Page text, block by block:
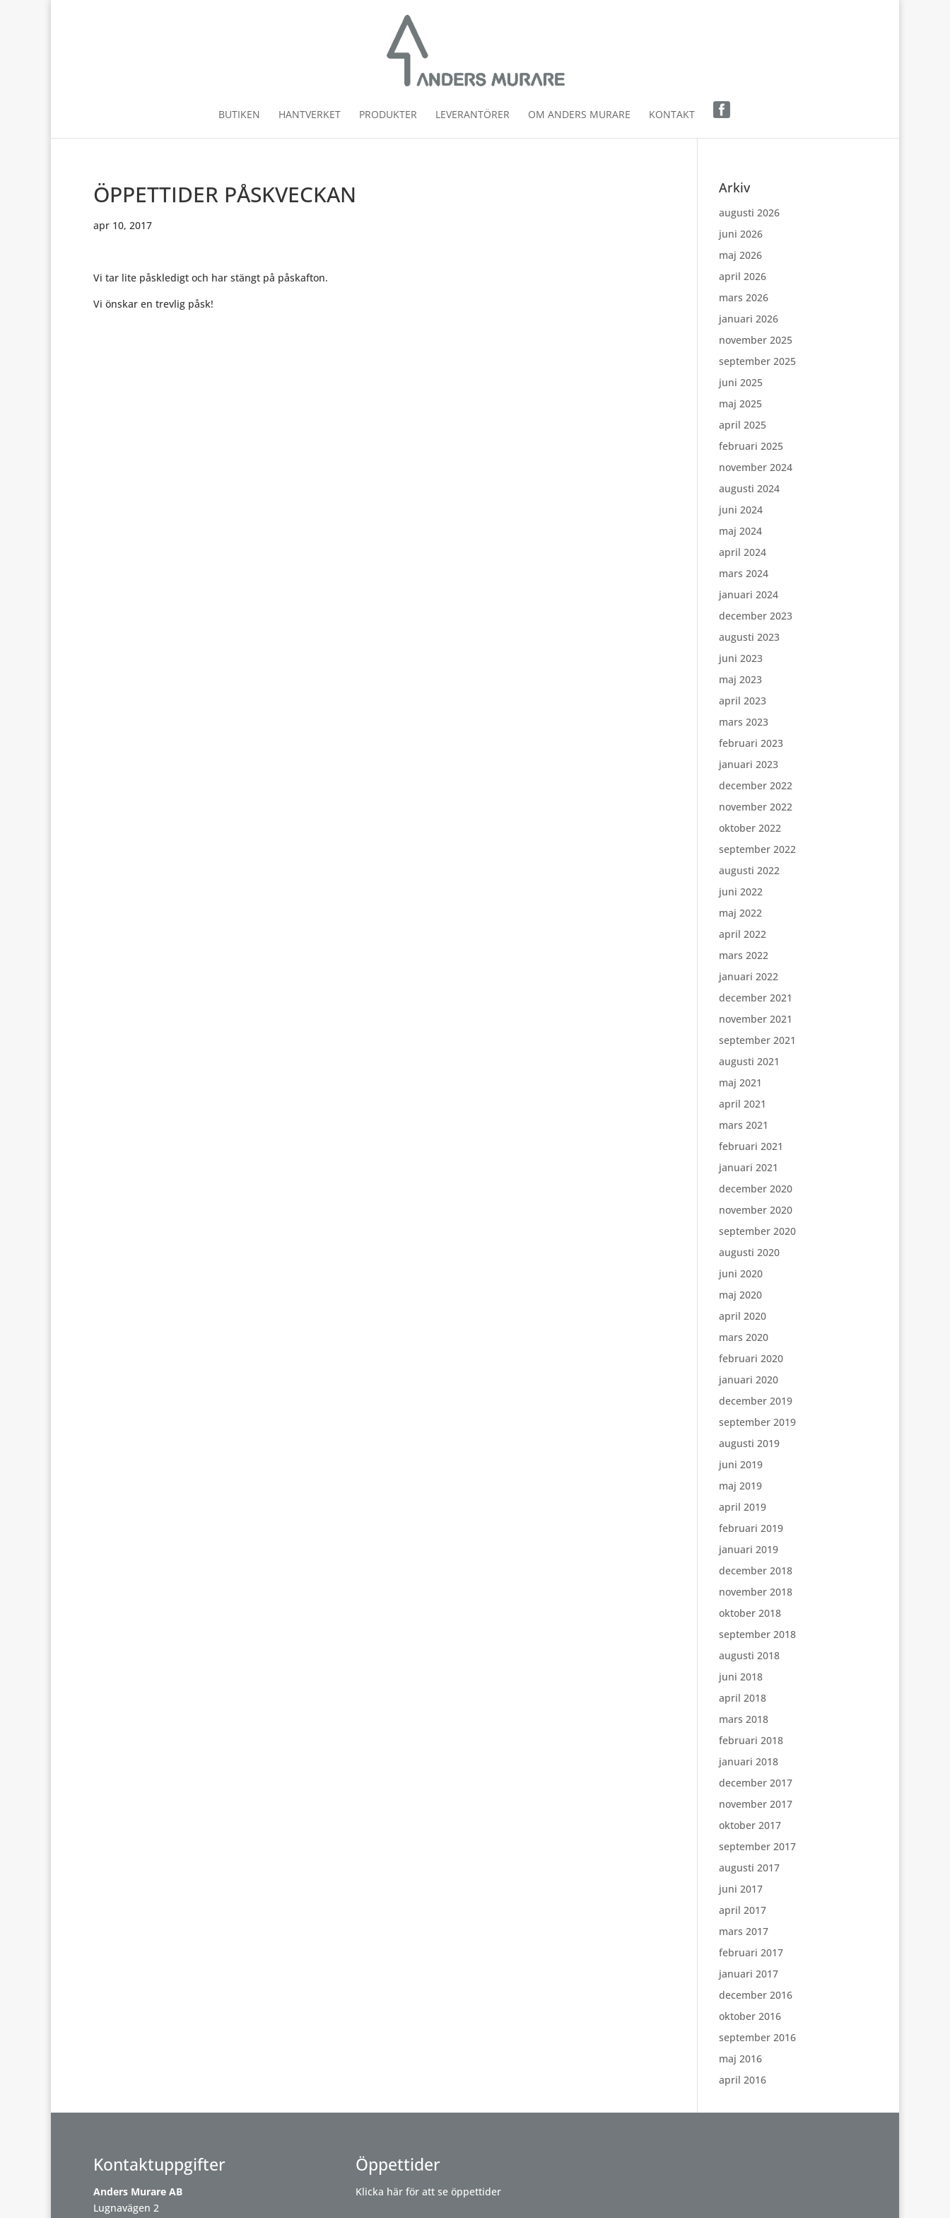
BUTIKEN HANTVERKET PRODUKTER LEVERANTÖRER OM ANDERS MURARE KONTAKT
ÖPPETTIDER PÅSKVECKAN
apr 10, 2017
Vi tar lite påskledigt och har stängt på påskafton.
Vi önskar en trevlig påsk!
Arkiv
augusti 2026
juni 2026
maj 2026
april 2026
mars 2026
januari 2026
november 2025
september 2025
juni 2025
maj 2025
april 2025
februari 2025
november 2024
augusti 2024
juni 2024
maj 2024
april 2024
mars 2024
januari 2024
december 2023
augusti 2023
juni 2023
maj 2023
april 2023
mars 2023
februari 2023
januari 2023
december 2022
november 2022
oktober 2022
september 2022
augusti 2022
juni 2022
maj 2022
april 2022
mars 2022
januari 2022
december 2021
november 2021
september 2021
augusti 2021
maj 2021
april 2021
mars 2021
februari 2021
januari 2021
december 2020
november 2020
september 2020
augusti 2020
juni 2020
maj 2020
april 2020
mars 2020
februari 2020
januari 2020
december 2019
september 2019
augusti 2019
juni 2019
maj 2019
april 2019
februari 2019
januari 2019
december 2018
november 2018
oktober 2018
september 2018
augusti 2018
juni 2018
april 2018
mars 2018
februari 2018
januari 2018
december 2017
november 2017
oktober 2017
september 2017
augusti 2017
juni 2017
april 2017
mars 2017
februari 2017
januari 2017
december 2016
oktober 2016
september 2016
maj 2016
april 2016
Kontaktuppgifter
Anders Murare AB
Lugnavägen 2
Öppettider
Klicka här för att se öppettider